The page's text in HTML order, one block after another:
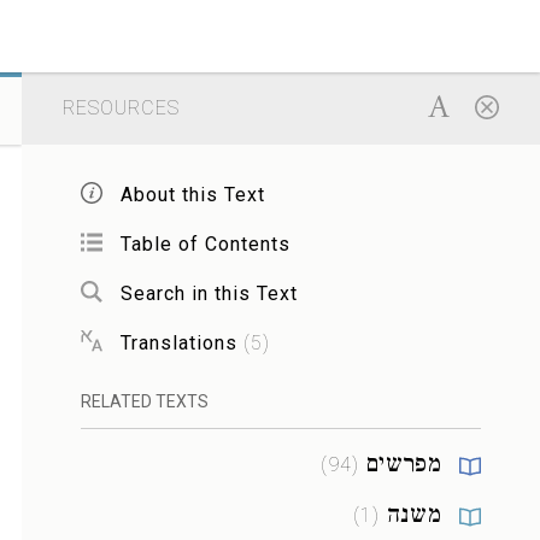
RESOURCES
About this Text
Table of Contents
Search in this Text
Translations (5)
RELATED TEXTS
מפרשים (
94
)
משנה (
1
)